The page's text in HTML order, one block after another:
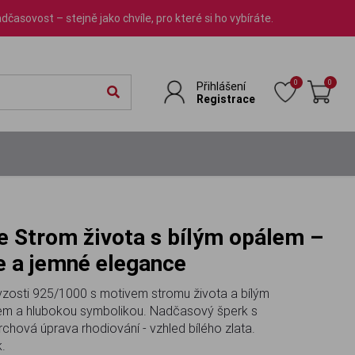
– stejně jako chvíle, pro které si ho vybíráte.
Přihlášení
Registrace
0 0
jemné elegance
925/1000 s motivem stromu života a bílým
a hlubokou symbolikou. Nadčasový šperk s
úprava rhodiování - vzhled bílého zlata.